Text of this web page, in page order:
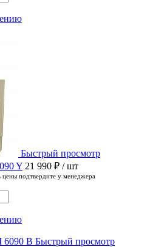
Быстрый просмотр
Y 21 990 ₽ / шт
цены подтвердите у менеджера
Быстрый просмотр